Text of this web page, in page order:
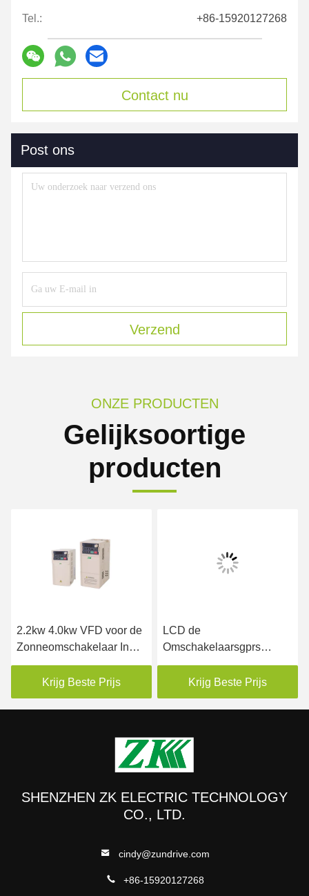
Tel.: +86-15920127268
Contact nu
Post ons
Verzend
ONZE PRODUCTEN
Gelijksoortige
producten
2.2kw 4.0kw VFD voor de
Zonneomschakelaar In
drie stadia van de
Pompip20 Zonnepomp
Krijg Beste Prijs
LCD de
Omschakelaarsgprs
Afstandsbediening van de
het Scherm480vac MPPT
VFD Zonnepomp
Krijg Beste Prijs
SHENZHEN ZK ELECTRIC TECHNOLOGY
CO., LTD.
cindy@zundrive.com
+86-15920127268